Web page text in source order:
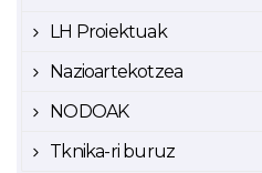
LH Proiektuak
Nazioartekotzea
NODOAK
Tknika-ri buruz